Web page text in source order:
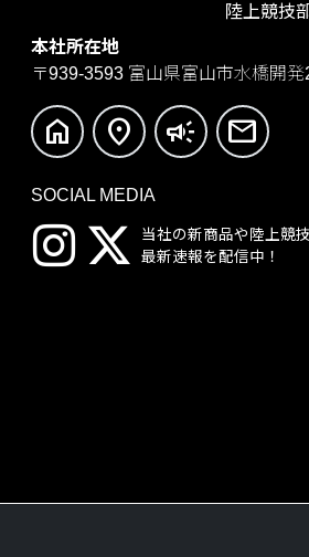
陸上競技
本社所在地
〒939-3593 富山県富山市水橋開発
home location_on campaign mail
SOCIAL MEDIA
当社の新商品や陸上競
最新速報を配信中！